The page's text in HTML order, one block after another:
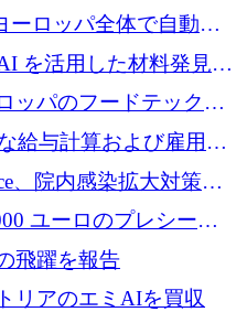
ス向けに 300 万ドルの
ーロッパ全体で自動電
めに 2,800 万ドルを
を活用した材料発見を
8,000 万ユーロのベル
ッパのフードテックセ
タルズを中心に再構築
給与計算および雇用プ
るために 1,740 万ド
、院内感染拡大対策に
ユーロのプレシード
プレッドシートをター
飛躍を報告
リアのエミAIを買収